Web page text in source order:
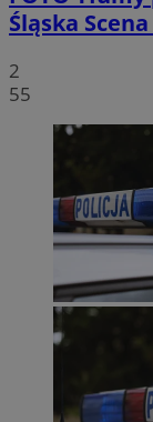
Śląska
2
55